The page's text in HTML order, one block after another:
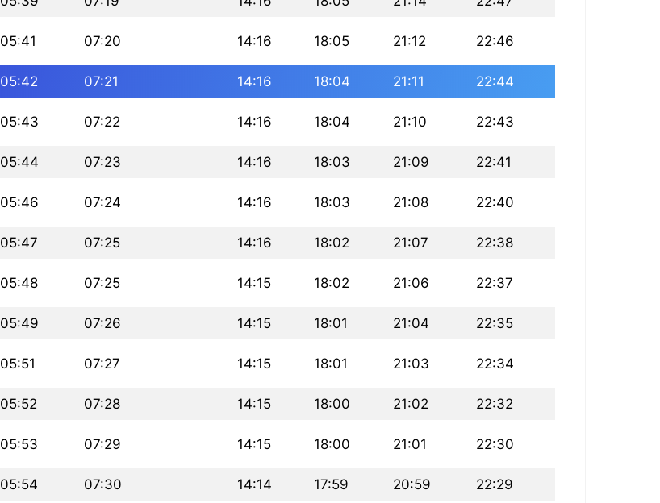
05:41 07:20 14:16 18:05 21:12 22:46
05:42 07:21 14:16 18:04 21:11 22:44
05:43 07:22 14:16 18:04 21:10 22:43
05:44 07:23 14:16 18:03 21:09 22:41
05:46 07:24 14:16 18:03 21:08 22:40
05:47 07:25 14:16 18:02 21:07 22:38
05:48 07:25 14:15 18:02 21:06 22:37
05:49 07:26 14:15 18:01 21:04 22:35
05:51 07:27 14:15 18:01 21:03 22:34
05:52 07:28 14:15 18:00 21:02 22:32
05:53 07:29 14:15 18:00 21:01 22:30
05:54 07:30 14:14 17:59 20:59 22:29